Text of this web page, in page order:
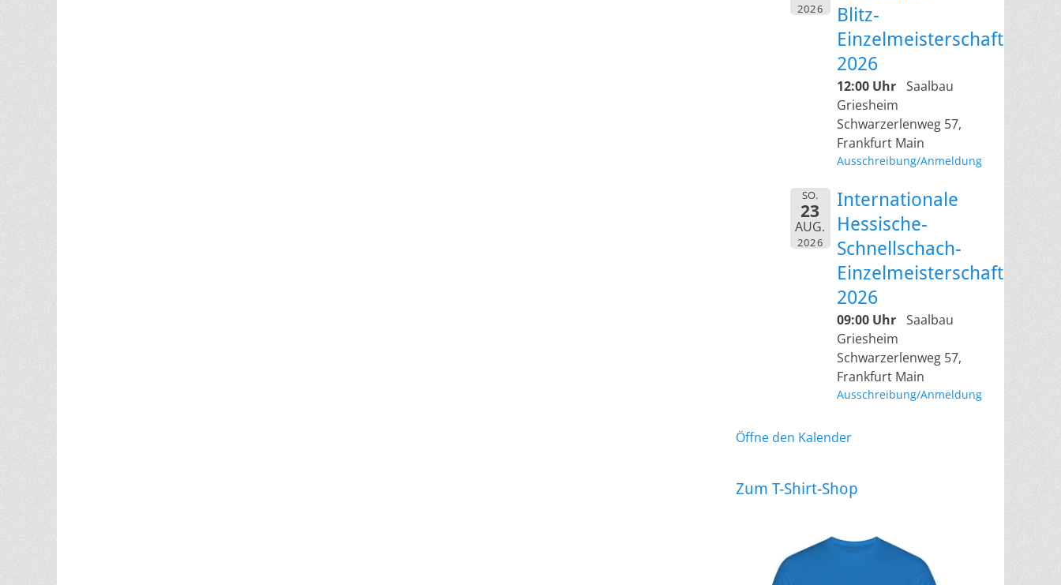
2026
Blitz-
Einzelmeisterschaft
2026
12:00 Uhr Saalbau
Griesheim
Schwarzerlenweg 57,
Frankfurt Main
Ausschreibung/Anmeldung
SO.
23
AUG.
2026
Internationale
Hessische-
Schnellschach-
Einzelmeisterschaft
2026
09:00 Uhr Saalbau
Griesheim
Schwarzerlenweg 57,
Frankfurt Main
Ausschreibung/Anmeldung
Öffne den Kalender
Zum T-Shirt-Shop